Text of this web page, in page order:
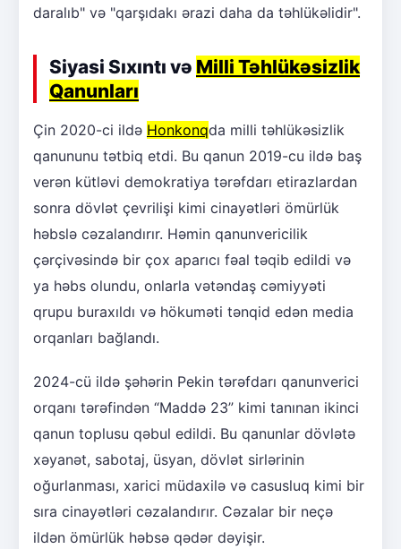
daralıb" və "qarşıdakı ərazi daha da təhlükəlidir".
Siyasi Sıxıntı və Milli Təhlükəsizlik
Qanunları
Çin 2020-ci ildə Honkonqda milli təhlükəsizlik
qanununu tətbiq etdi. Bu qanun 2019-cu ildə baş
verən kütləvi demokratiya tərəfdarı etirazlardan
sonra dövlət çevrilişi kimi cinayətləri ömürlük
həbslə cəzalandırır. Həmin qanunvericilik
çərçivəsində bir çox aparıcı fəal təqib edildi və
ya həbs olundu, onlarla vətəndaş cəmiyyəti
qrupu buraxıldı və hökuməti tənqid edən media
orqanları bağlandı.
2024-cü ildə şəhərin Pekin tərəfdarı qanunverici
orqanı tərəfindən “Maddə 23” kimi tanınan ikinci
qanun toplusu qəbul edildi. Bu qanunlar dövlətə
xəyanət, sabotaj, üsyan, dövlət sirlərinin
oğurlanması, xarici müdaxilə və casusluq kimi bir
sıra cinayətləri cəzalandırır. Cəzalar bir neçə
ildən ömürlük həbsə qədər dəyişir.